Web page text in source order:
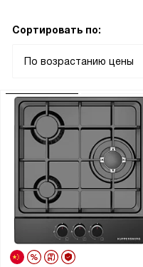
Сортировать по:
По возрастанию цены